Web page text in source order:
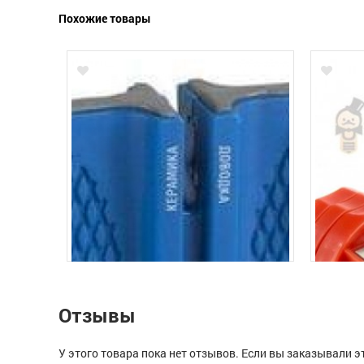
Похожие товары
Отзывы
У этого товара пока нет отзывов. Если вы заказывали